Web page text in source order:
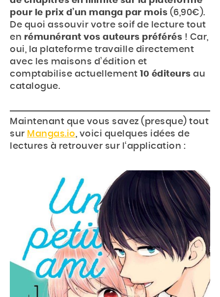
pour le prix d’un manga par mois (6,90€).
De quoi assouvir votre soif de lecture tout
en rémunérant vos auteurs préférés ! Car,
oui, la plateforme travaille directement
avec les maisons d’édition et
comptabilise actuellement 10 éditeurs au
catalogue.
Maintenant que vous savez (presque) tout
sur Mangas.io, voici quelques idées de
lectures à retrouver sur l‘application :